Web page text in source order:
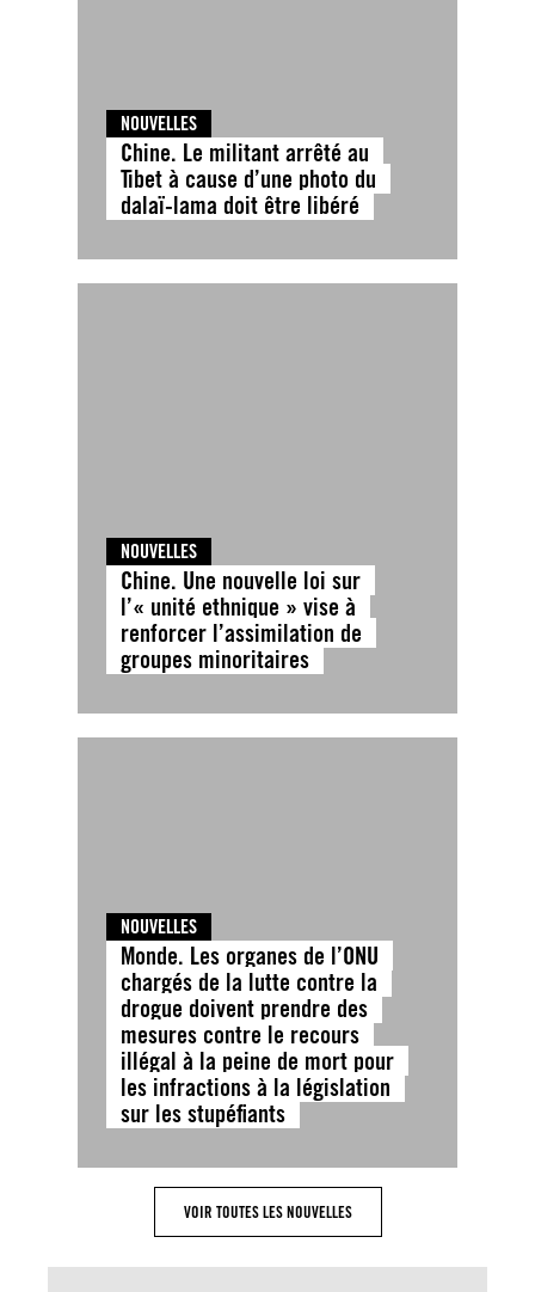
NOUVELLES
Chine. Le militant arrêté au
Tibet à cause d’une photo du
dalaï-lama doit être libéré
NOUVELLES
Chine. Une nouvelle loi sur
l’« unité ethnique » vise à
renforcer l’assimilation de
groupes minoritaires
NOUVELLES
Monde. Les organes de l’ONU
chargés de la lutte contre la
drogue doivent prendre des
mesures contre le recours
illégal à la peine de mort pour
les infractions à la législation
sur les stupéfiants
VOIR TOUTES LES NOUVELLES